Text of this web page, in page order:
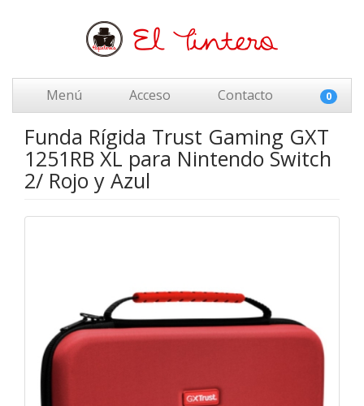
Menú Acceso Contacto 0
Funda Rígida Trust Gaming GXT
1251RB XL para Nintendo Switch
2/ Rojo y Azul